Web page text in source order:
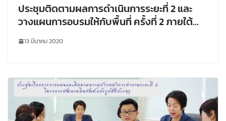
ประชุมติดตามผลการดำเนินการระยะที่ 2 และ
วางแผนการอบรมให้กับพื้นที่ ครั้งที่ 2 ภายใต้
โครงการพัฒนาผลิตภัณฑ์แปรรูปสับปะรดฯ
13 มีนาคม 2020